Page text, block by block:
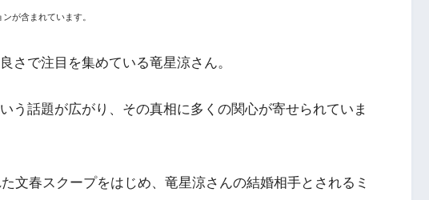
が含まれています。
さで注目を集めている竜星涼さん。
う話題が広がり、その真相に多くの関心が寄せられていま
文春スクープをはじめ、竜星涼さんの結婚相手とされるミ